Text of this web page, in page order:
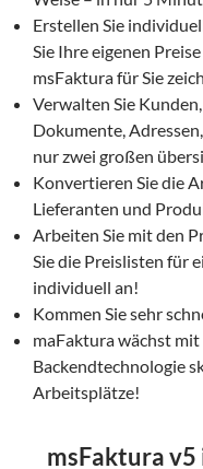
Erstellen Sie
Sie Ihre eigenen
msFaktura für Sie
Verwalten Sie
Dokumente,
nur zwei großen
Konvertieren Sie die
Lieferanten und
Arbeiten Sie mit den
Sie die Preislisten für
individuell an!
Kommen Sie sehr
maFaktura wächst
Backendtechnologie
Arbeitsplätze!
msFaktura